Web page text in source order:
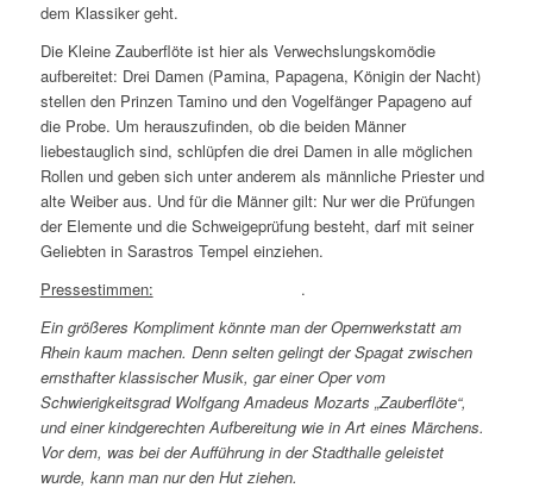
dem Klassiker geht.
Die Kleine Zauberflöte ist hier als Verwechslungskomödie
aufbereitet: Drei Damen (Pamina, Papagena, Königin der Nacht)
stellen den Prinzen Tamino und den Vogelfänger Papageno auf
die Probe. Um herauszufinden, ob die beiden Männer
liebestauglich sind, schlüpfen die drei Damen in alle möglichen
Rollen und geben sich unter anderem als männliche Priester und
alte Weiber aus. Und für die Männer gilt: Nur wer die Prüfungen
der Elemente und die Schweigeprüfung besteht, darf mit seiner
Geliebten in Sarastros Tempel einziehen.
Pressestimmen: .
Ein größeres Kompliment könnte man der Opernwerkstatt am
Rhein kaum machen. Denn selten gelingt der Spagat zwischen
ernsthafter klassischer Musik, gar einer Oper vom
Schwierigkeitsgrad Wolfgang Amadeus Mozarts „Zauberflöte“,
und einer kindgerechten Aufbereitung wie in Art eines Märchens.
Vor dem, was bei der Aufführung in der Stadthalle geleistet
wurde, kann man nur den Hut ziehen.